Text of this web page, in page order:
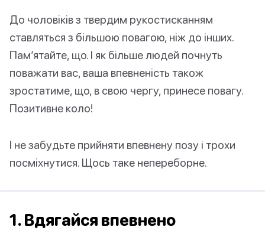
До чоловіків з твердим рукостисканням
ставляться з більшою повагою, ніж до інших.
Пам’ятайте, що. І як більше людей почнуть
поважати вас, ваша впевненість також
зростатиме, що, в свою чергу, принесе повагу.
Позитивне коло!
І не забудьте прийняти впевнену позу і трохи
посміхнутися. Щось таке непереборне.
1. Вдягайся впевнено